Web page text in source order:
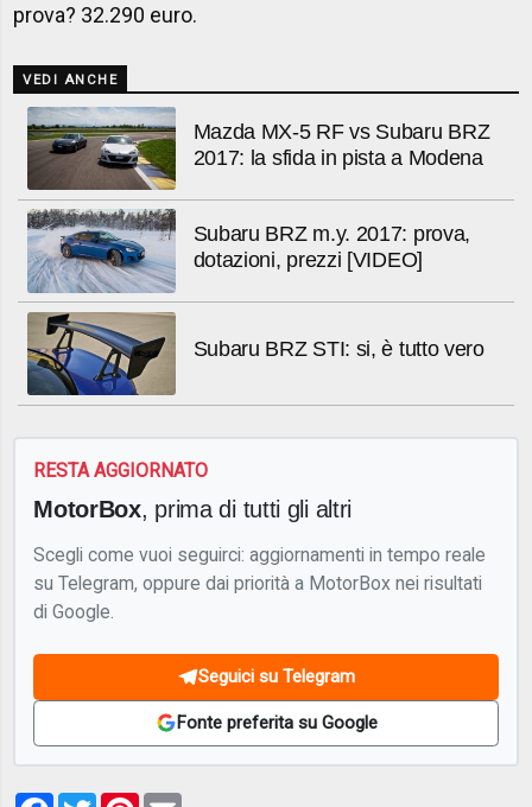
prova? 32.290 euro.
VEDI ANCHE
Mazda MX-5 RF vs Subaru BRZ
2017: la sfida in pista a Modena
Subaru BRZ m.y. 2017: prova,
dotazioni, prezzi [VIDEO]
Subaru BRZ STI: si, è tutto vero
RESTA AGGIORNATO
MotorBox, prima di tutti gli altri
Scegli come vuoi seguirci: aggiornamenti in tempo reale
su Telegram, oppure dai priorità a MotorBox nei risultati
di Google.
Seguici su Telegram
Fonte preferita su Google
Facebook
TwitterPinterest